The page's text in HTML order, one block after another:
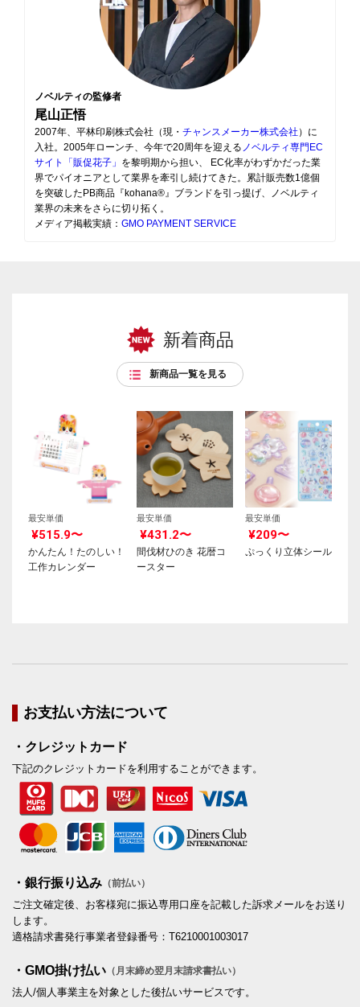
ノベルティの監修者
尾山正悟
2007年、平林印刷株式会社（現・ チャンスメーカー株式会社 ）に
入社。2005年ローンチ、今年で20周年を迎える ノベルティ専門EC
サイト「販促花子」 を黎明期から担い、 EC化率がわずかだった業
界でパイオニアとして業界を牽引し続けてきた。累計販売数1億個
を突破したPB商品『kohana®』ブランドを引っ提げ、ノベルティ
業界の未来をさらに切り拓く。
メディア掲載実績： GMO PAYMENT SERVICE
新着商品
新商品一覧を見る
最安単価
¥515.9〜
かんたん！たのしい！
工作カレンダー
最安単価
¥431.2〜
間伐材ひのき 花暦コ
ースター
最安単価
¥209〜
ぷっくり立体シール
お支払い方法について
・クレジットカード
下記のクレジットカードを利用することができます。
・銀行振り込み （前払い）
ご注文確定後、お客様宛に振込専用口座を記載した訴求メールをお送り
します。
適格請求書発行事業者登録番号：T6210001003017
・GMO掛け払い （月末締め翌月末請求書払い）
法人/個人事業主を対象とした後払いサービスです。